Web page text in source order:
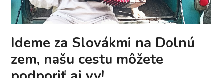
Ideme za Slovákmi na Dolnú
zem, našu cestu môžete